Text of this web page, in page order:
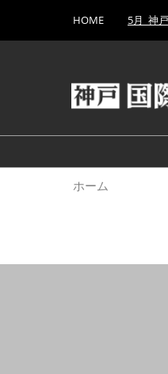
キ
し
て
to
HOME 5月_神
ホーム